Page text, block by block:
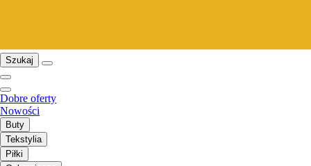
Szukaj
Dobre oferty
Nowości
Buty
Tekstylia
Piłki